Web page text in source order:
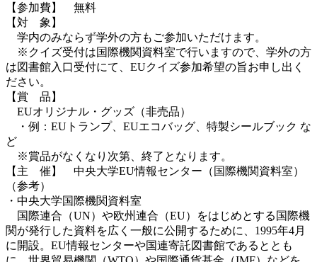
【参加費】 無料
【対 象】
学内のみならず学外の方もご参加いただけます。
※クイズ受付は国際機関資料室で行いますので、学外の方
は図書館入口受付にて、EUクイズ参加希望の旨お申し出く
ださい。
【賞 品】
EUオリジナル・グッズ（非売品）
・例：EUトランプ、EUエコバッグ、特製シールブック な
ど
※賞品がなくなり次第、終了となります。
【主 催】 中央大学EU情報センター（国際機関資料室）
（参考）
・中央大学国際機関資料室
国際連合（UN）や欧州連合（EU）をはじめとする国際機
関が発行した資料を広く一般に公開するために、1995年4月
に開設。EU情報センターや国連寄託図書館であるととも